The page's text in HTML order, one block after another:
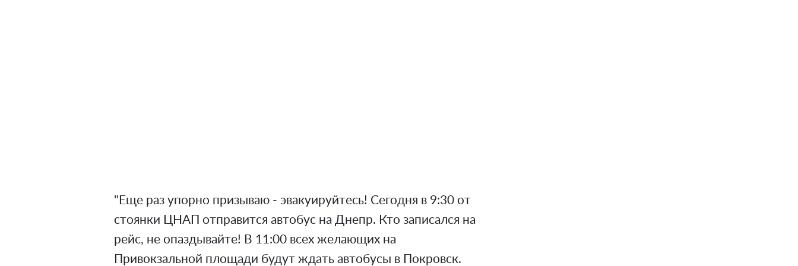
"Еще раз упорно призываю - эвакуируйтесь! Сегодня в 9:30 от
стоянки ЦНАП отправится автобус на Днепр. Кто записался на
рейс, не опаздывайте! В 11:00 всех желающих на
Привокзальной площади будут ждать автобусы в Покровск.